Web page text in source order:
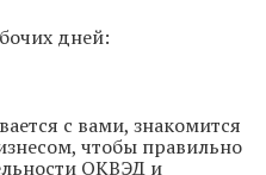
дней:
с вами, знакомится
чтобы правильно
ОКВЭД и